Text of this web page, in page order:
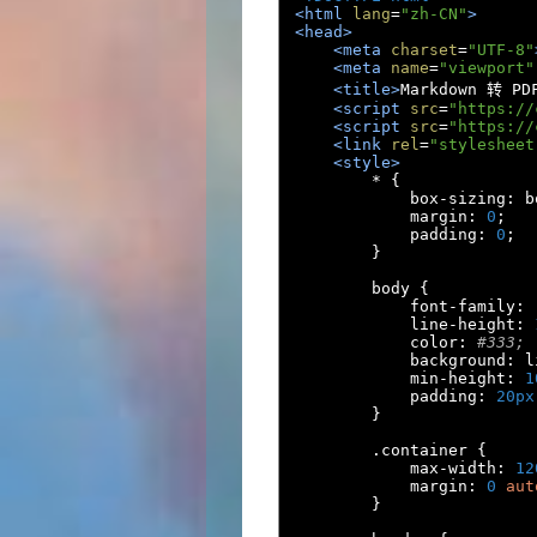
<html
lang="zh-CN">
<head>
<meta
charset="UTF-8"
<meta
name="viewport"
<title>Markdown 转
<script
src="https://
<script
src="https://
<link
rel=
<style>
*
{
            box
- sizing :
            margin
: 0 ;
            padding
: 0 ;
}
        body
{
            font
- family :
            line
- height :
            color
:
#333;
            background
:
            min
- height :
            padding
: 20px
}
. container {
            max
-width :
            margin
: 0
}